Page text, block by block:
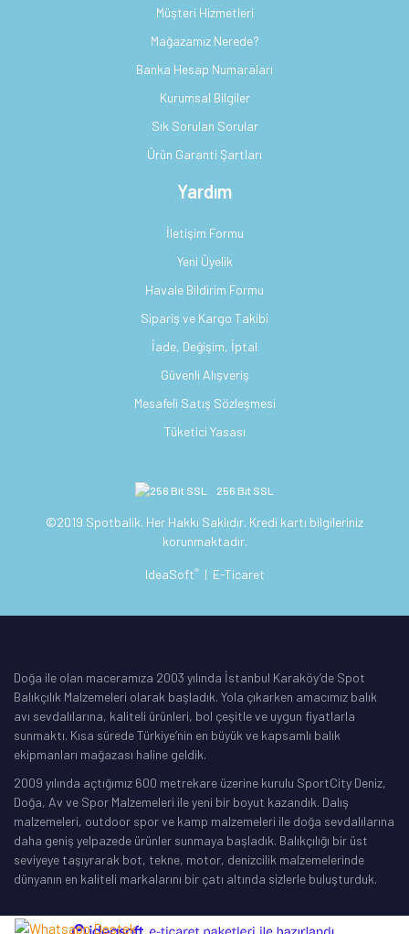
Müşteri Hizmetleri
Mağazamız Nerede?
Banka Hesap Numaraları
Kurumsal Bilgiler
Sık Sorulan Sorular
Ürün Garanti Şartları
Yardım
İletişim Formu
Yeni Üyelik
Havale Bildirim Formu
Sipariş ve Kargo Takibi
İade, Değişim, İptal
Güvenli Alışveriş
Mesafeli Satış Sözleşmesi
Tüketici Yasası
256 Bit SSL
©2019 Spotbalik. Her Hakkı Saklıdır. Kredi kartı bilgileriniz
korunmaktadır.
IdeaSoft® | E-Ticaret
Doğa ile olan maceramıza 2003 yılında İstanbul Karaköy’de Spot
Balıkçılık Malzemeleri olarak başladık. Yola çıkarken amacımız balık
avı sevdalılarına, kaliteli ürünleri, bol çeşitle ve uygun fiyatlarla
sunmaktı. Kısa sürede Türkiye’nin en büyük ve kapsamlı balık
ekipmanları mağazası haline geldik.
2009 yılında açtığımız 600 metrekare üzerine kurulu SportCity Deniz,
Doğa, Av ve Spor Malzemeleri ile yeni bir boyut kazandık. Dalış
malzemeleri, outdoor spor ve kamp malzemeleri ile doğa sevdalılarına
daha geniş yelpazede ürünler sunmaya başladık. Balıkçılığı bir üst
seviyeye taşıyrarak bot, tekne, motor, denizcilik malzemelerinde
dünyanın en kaliteli markalarını bir çatı altında sizlerle buluşturduk.